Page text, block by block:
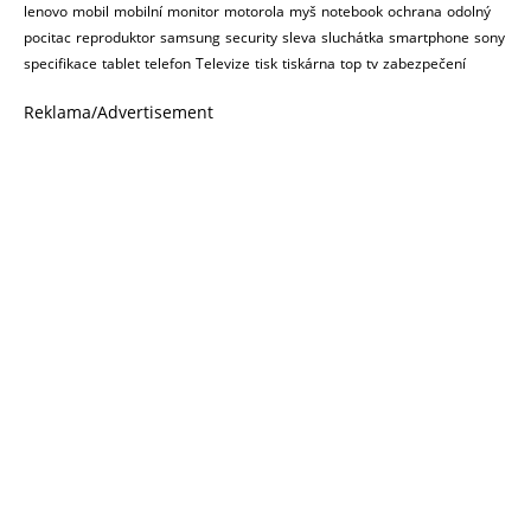
lenovo mobil mobilní monitor motorola myš notebook ochrana odolný
pocitac reproduktor samsung security sleva sluchátka smartphone sony
specifikace tablet telefon Televize tisk tiskárna top tv zabezpečení
Reklama/Advertisement